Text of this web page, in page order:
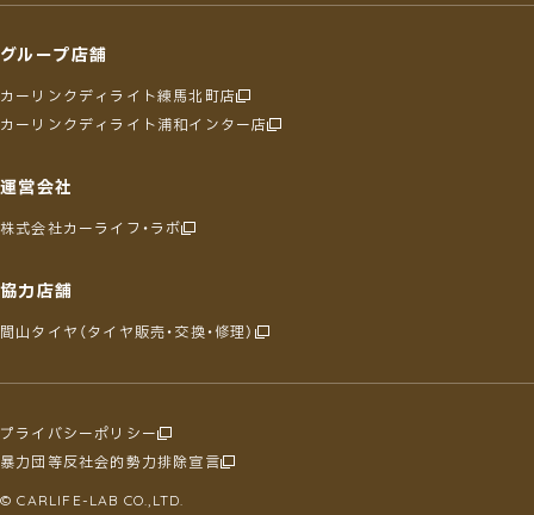
グループ店舗
カーリンクディライト練馬北町店
カーリンクディライト浦和インター店
運営会社
株式会社カーライフ・ラボ
協力店舗
間山タイヤ（タイヤ販売・交換・修理）
プライバシーポリシー
暴力団等反社会的勢力排除宣言
© CARLIFE-LAB CO.,LTD.